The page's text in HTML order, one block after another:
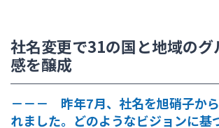
社名変更で31の国と地域のグ
感を醸成
－－－ 昨年7月、社名を旭硝子か
れました。どのようなビジョンに基